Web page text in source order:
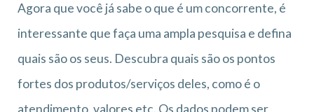
Agora que você já sabe o que é um concorrente, é
interessante que faça uma ampla pesquisa e defina
quais são os seus. Descubra quais são os pontos
fortes dos produtos/serviços deles, como é o
atendimento, valores etc. Os dados podem ser